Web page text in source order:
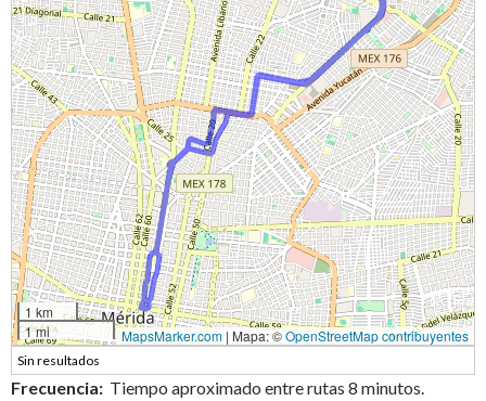
1 km
1 mi
MapsMarker.com | Mapa: ©OpenStreetMap contribuyentes
Sin resultados
Frecuencia: Tiempo aproximado entre rutas 8 minutos.